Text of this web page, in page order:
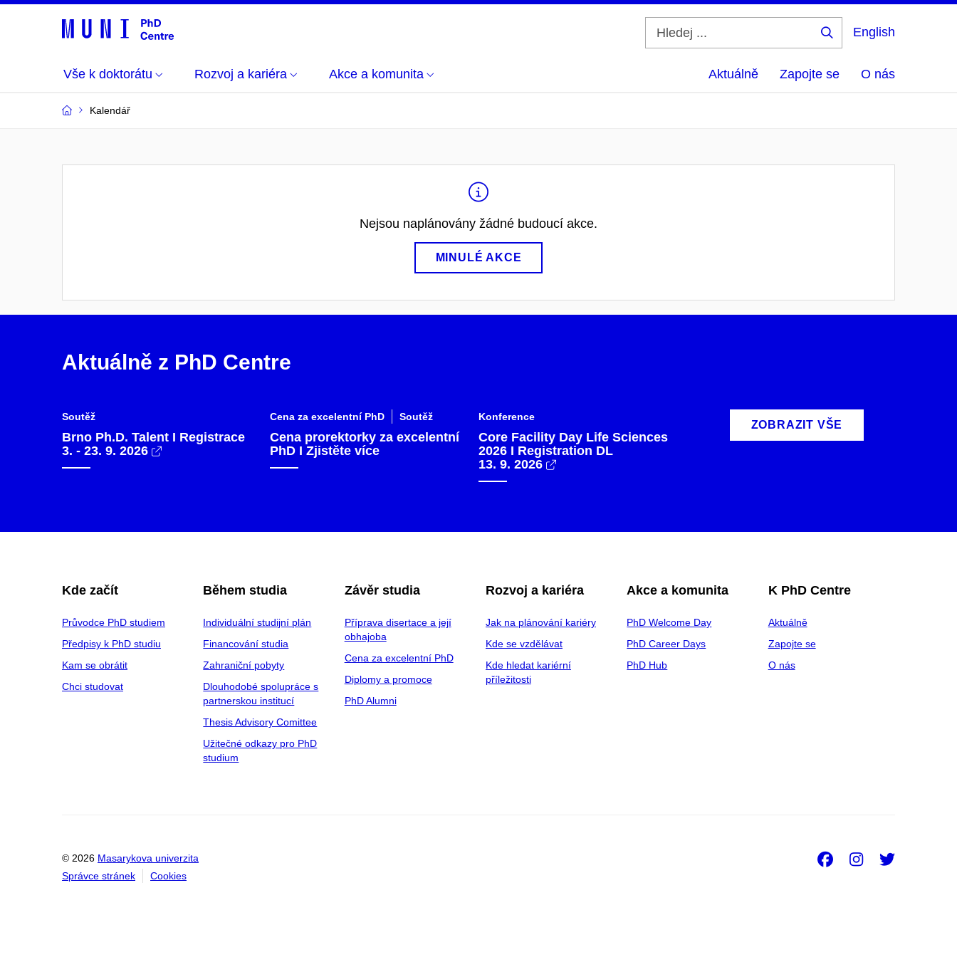
English
Vše k doktorátu Rozvoj a kariéra Akce a komunita Aktuálně Zapojte se O nás
Kalendář
Nejsou naplánovány žádné budoucí akce.
MINULÉ AKCE
Aktuálně z PhD Centre
Soutěž
Brno Ph.D. Talent I Registrace
3. - 23. 9. 2026
Cena za excelentní PhD Soutěž
Cena prorektorky za excelentní
PhD I Zjistěte více
Konference
Core Facility Day Life Sciences
2026 I Registration DL
13. 9. 2026
ZOBRAZIT VŠE
Kde začít
Průvodce PhD studiem
Předpisy k PhD studiu
Kam se obrátit
Chci studovat
Během studia
Individuální studijní plán
Financování studia
Zahraniční pobyty
Dlouhodobé spolupráce s
partnerskou institucí
Thesis Advisory Comittee
Užitečné odkazy pro PhD
studium
Závěr studia
Příprava disertace a její
obhajoba
Cena za excelentní PhD
Diplomy a promoce
PhD Alumni
Rozvoj a kariéra
Jak na plánování kariéry
Kde se vzdělávat
Kde hledat kariérní
příležitosti
Akce a komunita
PhD Welcome Day
PhD Career Days
PhD Hub
K PhD Centre
Aktuálně
Zapojte se
O nás
© 2026 Masarykova univerzita
Správce stránek
Cookies
Facebook